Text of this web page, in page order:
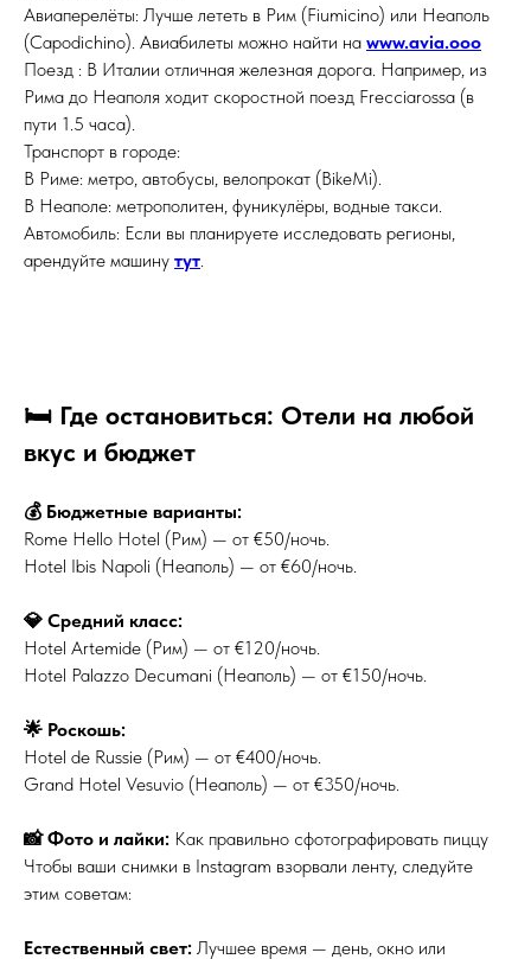
Авиаперелёты: Лучше лететь в Рим (Fiumicino) или Неаполь
(Capodichino). Авиабилеты можно найти на www.avia.ooo
Поезд : В Италии отличная железная дорога. Например, из
Рима до Неаполя ходит скоростной поезд Frecciarossa (в
пути 1.5 часа).
Транспорт в городе:
В Риме: метро, автобусы, велопрокат (BikeMi).
В Неаполе: метрополитен, фуникулёры, водные такси.
Автомобиль: Если вы планируете исследовать регионы,
арендуйте машину тут
🛏️ Где остановиться: Отели на любой
вкус и бюджет
💰 Бюджетные варианты:
Rome Hello Hotel (Рим) — от €50/ночь.
Hotel Ibis Napoli (Неаполь) — от €60/ночь.
💎 Средний класс:
Hotel Artemide (Рим) — от €120/ночь.
Hotel Palazzo Decumani (Неаполь) — от €150/ночь.
🌟 Роскошь:
Hotel de Russie (Рим) — от €400/ночь.
Grand Hotel Vesuvio (Неаполь) — от €350/ночь.
📸 Фото и лайки: Как правильно сфотографировать пиццу
Чтобы ваши снимки в Instagram взорвали ленту, следуйте
этим советам:
Естественный свет: Лучшее время — день, окно или